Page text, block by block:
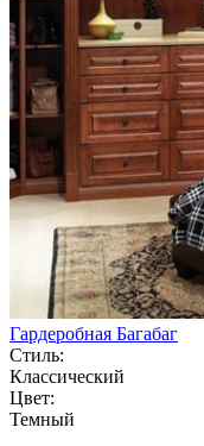
Гардеробная Багабаг
Стиль:
Классический
Цвет:
Темный